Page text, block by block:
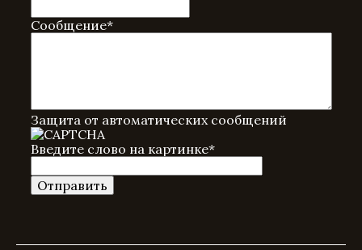
Сообщение*
Защита от автоматических сообщений
Введите слово на картинке*